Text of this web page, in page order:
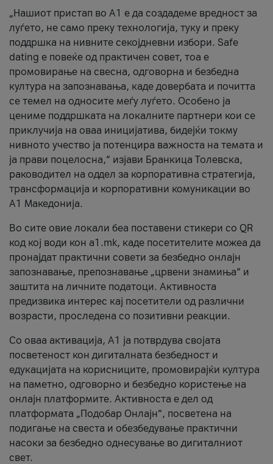
„Нашиот пристап во А1 е да создадеме вредност за
луѓето, не само преку технологија, туку и преку
поддршка на нивните секојдневни избори. Safe
dating е повеќе од практичен совет, тоа е
промовирање на свесна, одговорна и безбедна
култура на запознавања, каде довербата и почитта
се темел на односите меѓу луѓето. Особено ја
цениме поддршката на локалните партнери кои се
приклучија на оваа иницијатива, бидејќи токму
нивното учество ја потенцира важноста на темата и
ја прави поцелосна,“ изјави Бранкица Толевска,
раководител на оддел за корпоративна стратегија,
трансформација и корпоративни комуникации во
А1 Македонија.
Во сите овие локали беа поставени стикери со QR
код кој води кон a1.mk, каде посетителите можеа да
пронајдат практични совети за безбедно онлајн
запознавање, препознавање „црвени знамиња“ и
заштита на личните податоци. Активноста
предизвика интерес кај посетители од различни
возрасти, проследена со позитивни реакции.
Со оваа активација, А1 ја потврдува својата
посветеност кон дигиталната безбедност и
едукацијата на корисниците, промовирајќи култура
на паметно, одговорно и безбедно користење на
онлајн платформите. Активноста е дел од
платформата „Подобар Онлајн“, посветена на
подигање на свеста и обезбедување практични
насоки за безбедно однесување во дигиталниот
свет.